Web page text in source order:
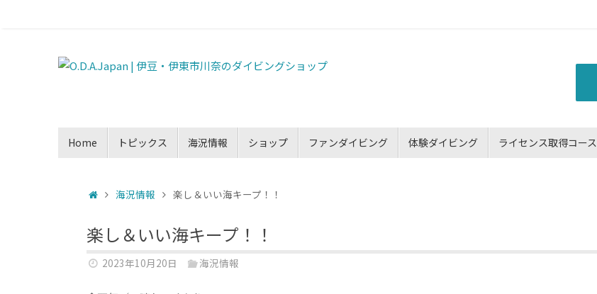
Home トピックス 海況情報 ショップ ファンダイビング 体験ダイビング ライセンス取得コース
海況情報 楽し＆いい海キープ！！
楽し＆いい海キープ！！
2023年10月20日 海況情報